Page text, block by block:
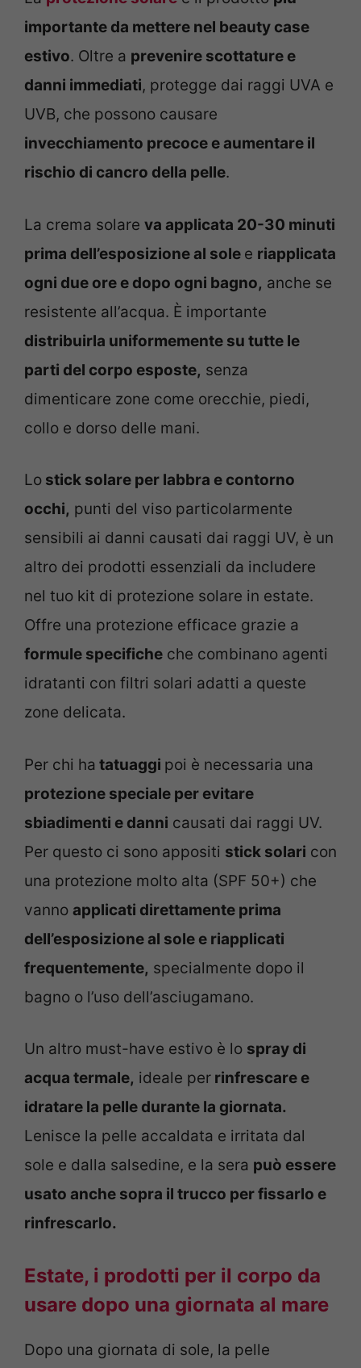
importante da mettere nel beauty case
estivo. Oltre a prevenire scottature e
danni immediati, protegge dai raggi UVA e
UVB, che possono causare
invecchiamento precoce e aumentare il
rischio di cancro della pelle.
La crema solare va applicata 20-30 minuti
prima dell’esposizione al sole e riapplicata
ogni due ore e dopo ogni bagno, anche se
resistente all’acqua. È importante
distribuirla uniformemente su tutte le
parti del corpo esposte, senza
dimenticare zone come orecchie, piedi,
collo e dorso delle mani.
Lo stick solare per labbra e contorno
occhi, punti del viso particolarmente
sensibili ai danni causati dai raggi UV, è un
altro dei prodotti essenziali da includere
nel tuo kit di protezione solare in estate.
Offre una protezione efficace grazie a
formule specifiche che combinano agenti
idratanti con filtri solari adatti a queste
zone delicata.
Per chi ha tatuaggi poi è necessaria una
protezione speciale per evitare
sbiadimenti e danni causati dai raggi UV.
Per questo ci sono appositi stick solari con
una protezione molto alta (SPF 50+) che
vanno applicati direttamente prima
dell’esposizione al sole e riapplicati
frequentemente, specialmente dopo il
bagno o l’uso dell’asciugamano.
Un altro must-have estivo è lo spray di
acqua termale, ideale per rinfrescare e
idratare la pelle durante la giornata.
Lenisce la pelle accaldata e irritata dal
sole e dalla salsedine, e la sera può essere
usato anche sopra il trucco per fissarlo e
rinfrescarlo.
Estate, i prodotti per il corpo da
usare dopo una giornata al mare
Dopo una giornata di sole, la pelle